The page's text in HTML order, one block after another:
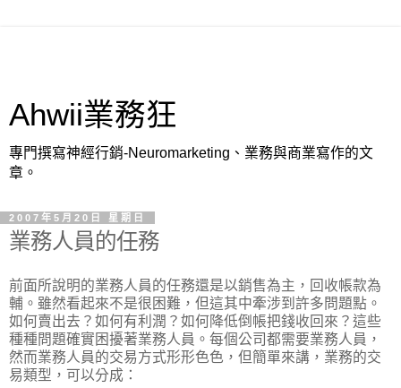
Ahwii業務狂
專門撰寫神經行銷-Neuromarketing、業務與商業寫作的文
章。
2007年5月20日 星期日
業務人員的任務
前面所說明的業務人員的任務還是以銷售為主，回收帳款為
輔。雖然看起來不是很困難，但這其中牽涉到許多問題點。
如何賣出去？如何有利潤？如何降低倒帳把錢收回來？這些
種種問題確實困擾著業務人員。每個公司都需要業務人員，
然而業務人員的交易方式形形色色，但簡單來講，業務的交
易類型，可以分成：